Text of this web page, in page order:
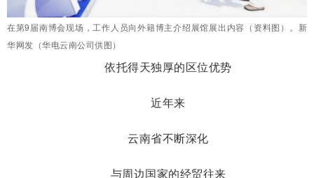
在第9届南博会现场，工作人员向外籍博主介绍展馆展出内容（资料图）。新
华网发（华电云南公司供图）
依托得天独厚的区位优势
近年来
云南省不断深化
与周边国家的经贸往来